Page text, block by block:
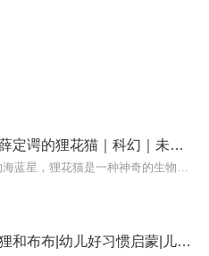
【多人有声剧】薛定谔的狸花猫｜科幻｜未来科技｜救世｜烧脑｜穿越｜高能
猫狗环球日记狸狸和布布|幼儿好习惯启蒙|儿童睡前故事